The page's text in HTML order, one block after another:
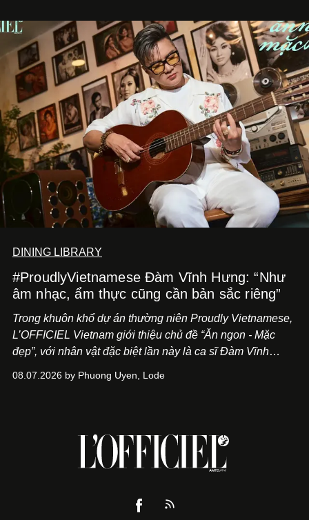
mang đến niềm vui cho thực khách.
DINING LIBRARY
#ProudlyVietnamese Đàm Vĩnh Hưng: “Như
âm nhạc, ẩm thực cũng cần bản sắc riêng”
Trong khuôn khổ dự án thường niên Proudly Vietnamese,
L’OFFICIEL Vietnam giới thiệu chủ đề “Ăn ngon - Mặc
đẹp”, với nhân vật đặc biệt lần này là ca sĩ Đàm Vĩnh
Cà Phê Cà Pháo mang dấu ấn Indochine hoài niệm, thu
08.07.2026 by Phuong Uyen, Lode